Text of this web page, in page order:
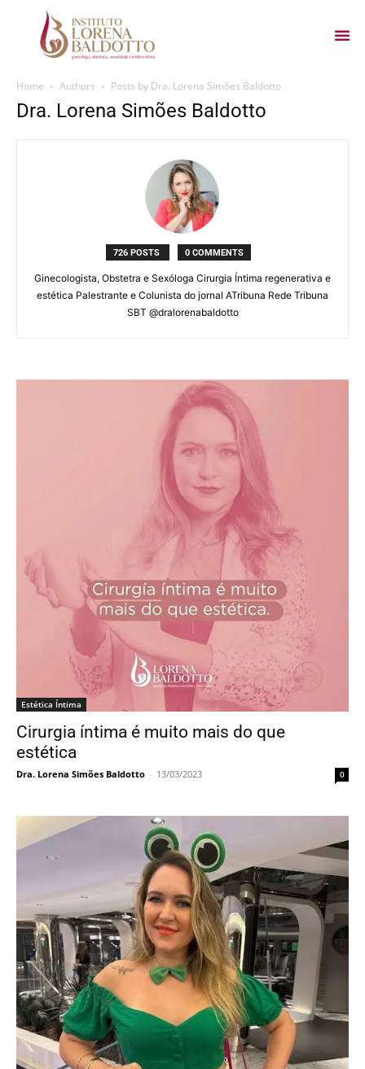
Home Authors Posts by Dra. Lorena Simões Baldotto
Dra. Lorena Simões Baldotto
726 POSTS 0 COMMENTS
Ginecologista, Obstetra e Sexóloga Cirurgia Íntima regenerativa e
estética Palestrante e Colunista do jornal ATribuna Rede Tribuna
SBT @dralorenabaldotto
Estética Íntima
Cirurgia íntima é muito mais do que
estética
Dra. Lorena Simões Baldotto - 13/03/2023 0